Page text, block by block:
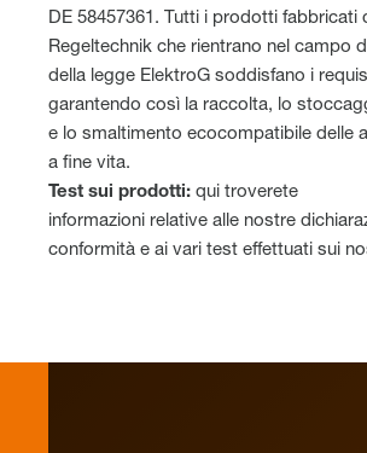
DE 58457361. Tutti i prodotti fabbricati
Regeltechnik che rientrano nel campo
della legge ElektroG soddisfano i
garantendo così la raccolta, lo
e lo smaltimento ecocompatibile delle
a fine vita.
Test sui prodotti: qui troverete
informazioni relative alle nostre
conformità e ai vari test effettuati sui